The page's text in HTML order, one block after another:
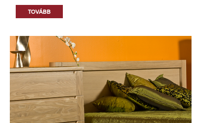
TOVÁBB